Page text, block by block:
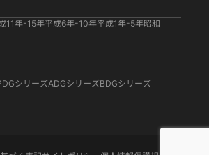
11年-15年平成6年-10年平成1年-5年昭和
シリーズADGシリーズBDGシリーズ